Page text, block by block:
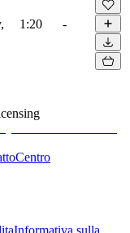
1:20 -
Centro
Informativa sulla